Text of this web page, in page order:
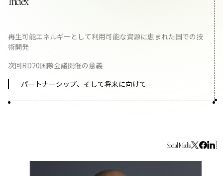
再生可能エネルギーとして利用可能な資源に恵まれた国での技
術開発
次回RD20国際会議開催の意義
パートナーシップ、そして将来に向けて
Social Media